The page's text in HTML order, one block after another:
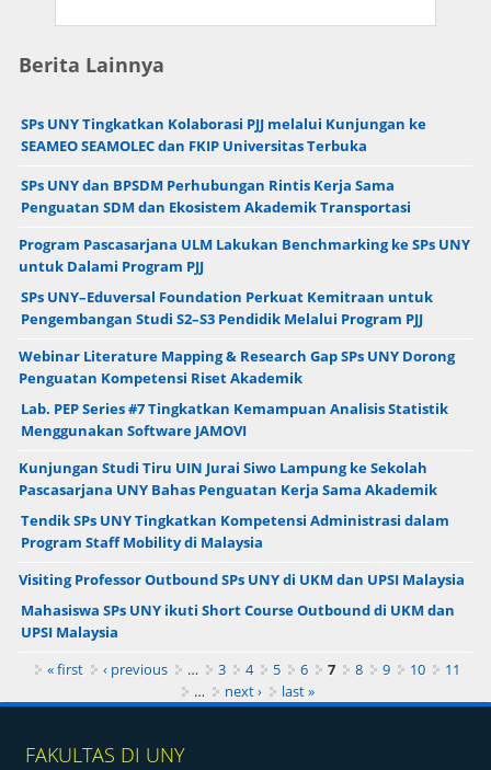
Berita Lainnya
SPs UNY Tingkatkan Kolaborasi PJJ melalui Kunjungan ke
SEAMEO SEAMOLEC dan FKIP Universitas Terbuka
SPs UNY dan BPSDM Perhubungan Rintis Kerja Sama
Penguatan SDM dan Ekosistem Akademik Transportasi
Program Pascasarjana ULM Lakukan Benchmarking ke SPs UNY
untuk Dalami Program PJJ
SPs UNY–Eduversal Foundation Perkuat Kemitraan untuk
Pengembangan Studi S2–S3 Pendidik Melalui Program PJJ
Webinar Literature Mapping & Research Gap SPs UNY Dorong
Penguatan Kompetensi Riset Akademik
Lab. PEP Series #7 Tingkatkan Kemampuan Analisis Statistik
Menggunakan Software JAMOVI
Kunjungan Studi Tiru UIN Jurai Siwo Lampung ke Sekolah
Pascasarjana UNY Bahas Penguatan Kerja Sama Akademik
Tendik SPs UNY Tingkatkan Kompetensi Administrasi dalam
Program Staff Mobility di Malaysia
Visiting Professor Outbound SPs UNY di UKM dan UPSI Malaysia
Mahasiswa SPs UNY ikuti Short Course Outbound di UKM dan
UPSI Malaysia
Pages
« first ‹ previous … 3 4 5 6 7 8 9 10
11
…
next › last »
FAKULTAS DI UNY